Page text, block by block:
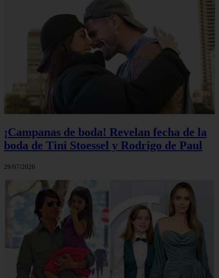
¡Campanas de boda! Revelan fecha de la
boda de Tini Stoessel y Rodrigo de Paul
29/07/2026